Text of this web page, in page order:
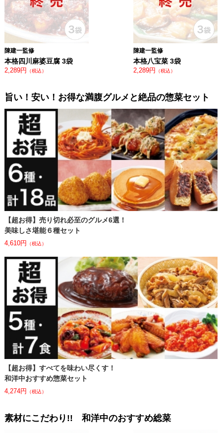
陳建一監修
本格四川麻婆豆腐 3袋
2,289円 （税込）
陳建一監修
本格八宝菜 3袋
2,289円 （税込）
旨い！安い！お得な満腹グルメと絶品の惣菜セット
【超お得】売り切れ必⾄のグルメ6選！
美味しさ堪能６種セット
4,610円 （税込）
【超お得】すべてを味わい尽くす！
和洋中おすすめ惣菜セット
4,274円 （税込）
素材にこだわり!! 和洋中のおすすめ総菜